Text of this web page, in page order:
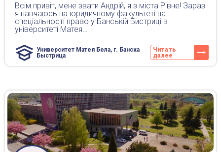
Всім привіт, мене звати Андрій, я з міста Рівне! Зараз
я навчаюсь на юридичному факультеті на
спеціальності право у Банській Бистриці в
університеті Матея…
Университет Матея Бела, г. Банска
Быстрица
Читать
далее